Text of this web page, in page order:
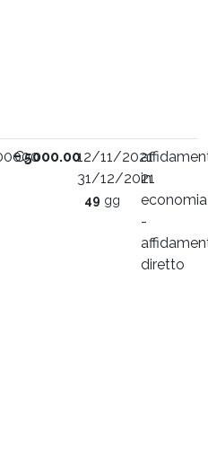
€5000.0012/11/2021
31/12/2021
49 gg
in
economia
-
diretto